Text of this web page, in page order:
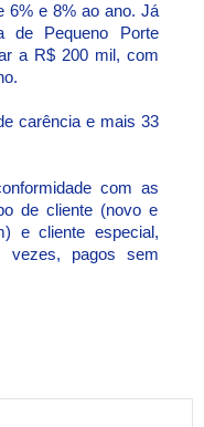
6% e 8% ao ano. Já
de Pequeno Porte
a R$ 200 mil, com
carência e mais 33
com as
de cliente (novo e
e cliente especial,
vezes, pagos sem